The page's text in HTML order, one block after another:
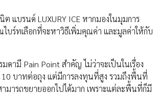
ต แบรนด์ LUXURY ICE หากมองในมุมการ
ไบร์ทเลือกที่จะหาวิธีเพิ่มคุณค่า และมูลค่าให้กับ
ดามี Pain Point สำคัญ ไม่ว่าจะเป็นในเรื่อง
10 บาทต่อถุง แต่มีการลงทุนที่สูง รวมถึงพื้นที่
มารถขยายออกไปได้มาก เพราะแต่ละพื้นที่ก็มี